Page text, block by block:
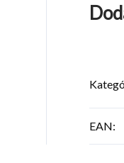
EAN: